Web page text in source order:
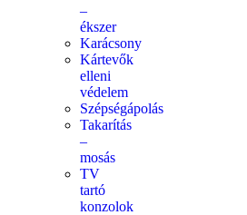
–
ékszer
Karácsony
Kártevők
elleni
védelem
Szépségápolás
Takarítás
–
mosás
TV
tartó
konzolok